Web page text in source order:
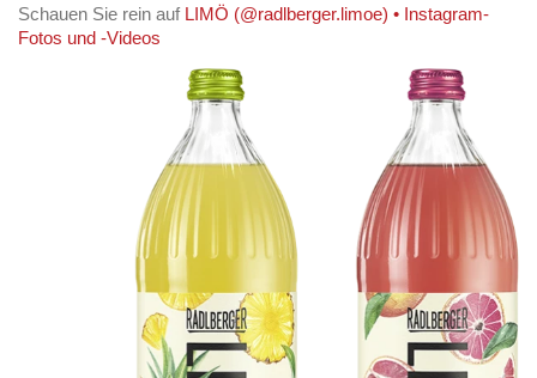
Schauen Sie rein auf LIMÖ (@radlberger.limoe) • Instagram-
Fotos und -Videos